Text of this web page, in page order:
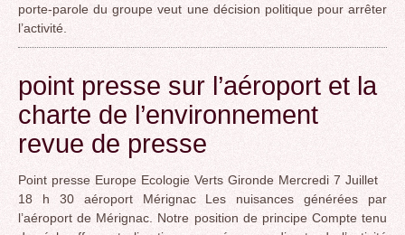
porte-parole du groupe veut une décision politique pour arrêter
l’activité.
point presse sur l’aéroport et la
charte de l’environnement
revue de presse
Point presse Europe Ecologie Verts Gironde Mercredi 7 Juillet
18 h 30 aéroport Mérignac Les nuisances générées par
l’aéroport de Mérignac. Notre position de principe Compte tenu